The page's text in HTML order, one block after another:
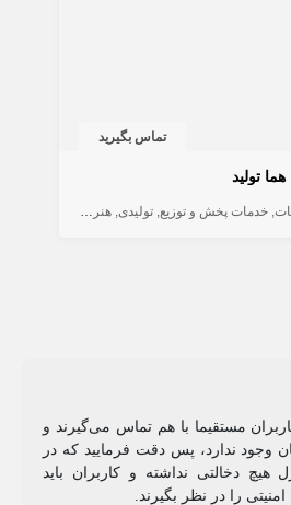
تماس بگیرید
تولید
خدمات پخش و توزیع تولیدی هنری
مستقیما با هم تماس می‌گیرند و
وجود ندارد، پس دقت فرمایید که در
دخالتی نداشته و کاربران باید
را در نظر بگیرند.